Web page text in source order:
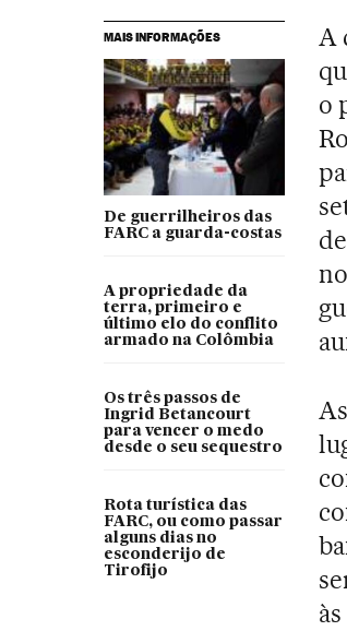
MAIS INFORMAÇÕES
De guerrilheiros das
FARC a guarda-costas
A propriedade da
terra, primeiro e
último elo do conflito
armado na Colômbia
Os três passos de
Ingrid Betancourt
para vencer o medo
desde o seu sequestro
Rota turística das
FARC, ou como passar
alguns dias no
esconderijo de
Tirofijo
A
o